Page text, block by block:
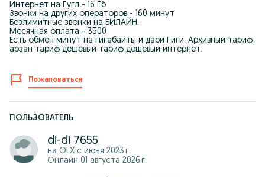
Интернет на Гугл - 16 Гб
Звонки на других операторов - 160 минут
Безлимитные звонки на БИЛАЙН.
Месячная оплата - 3500
Есть обмен минут на гигабайты и дари Гиги. Архивный тариф
арзан тариф дешевый тариф дешевый интернет.
Пожаловаться
ПОЛЬЗОВАТЕЛЬ
di-di 7655
на OLX с июня 2023 г.
Онлайн 01 августа 2026 г.